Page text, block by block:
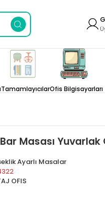
TamamlayıcılarOfis Bilgisayarları
Masası Yuvarlak
Ayarlı Masalar
OFIS